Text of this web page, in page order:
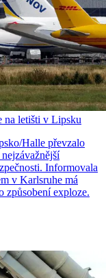
na letišti v Lipsku
Halle převzalo
Informovala
v Karlsruhe má
způsobení exploze.